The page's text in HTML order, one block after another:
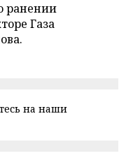
ранении
Газа
на наши